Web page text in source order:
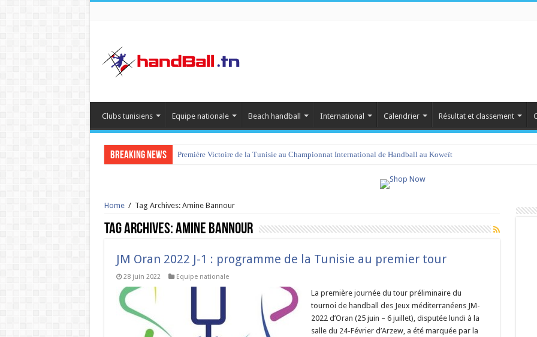
Clubs tunisiens Equipe nationale Beach handball International Calendrier Résultat et classement
Breaking News Première Victoire de la Tunisie au Championnat International de Handball au Koweït
Home / Tag Archives: Amine Bannour
Tag Archives:Amine Bannour
JM Oran 2022 J-1 : programme de la Tunisie au premier tour
28 juin 2022 Equipe nationale
La première journée du tour préliminaire du
tournoi de handball des Jeux méditerranéens JM-
2022 d’Oran (25 juin – 6 juillet), disputée lundi à la
salle du 24-Février d’Arzew, a été marquée par la